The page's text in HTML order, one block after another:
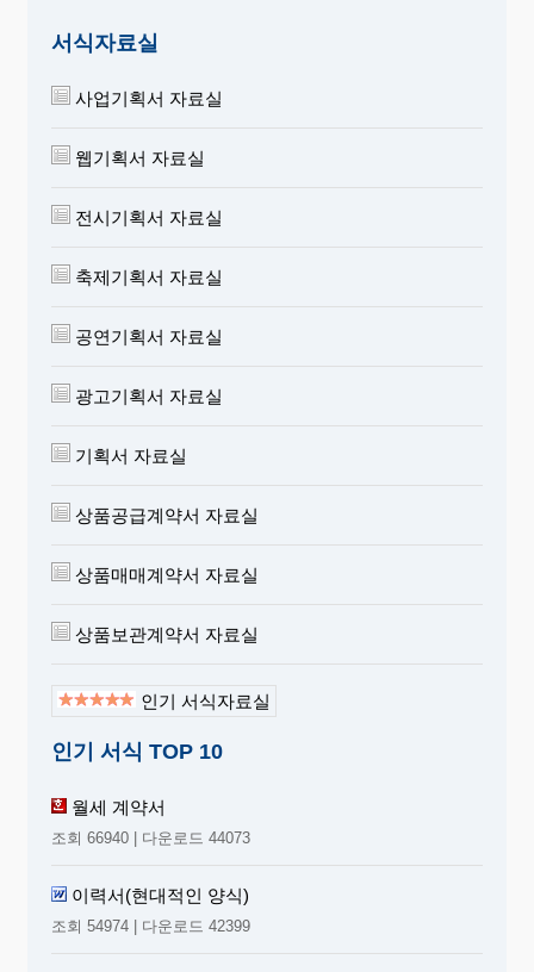
서식자료실
사업기획서 자료실
웹기획서 자료실
전시기획서 자료실
축제기획서 자료실
공연기획서 자료실
광고기획서 자료실
기획서 자료실
상품공급계약서 자료실
상품매매계약서 자료실
상품보관계약서 자료실
인기 서식자료실
인기 서식 TOP 10
월세 계약서
조회 66940 | 다운로드 44073
이력서(현대적인 양식)
조회 54974 | 다운로드 42399